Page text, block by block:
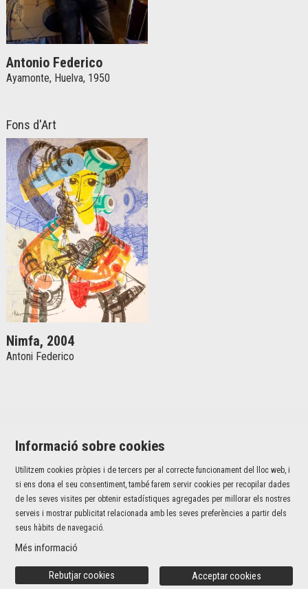
Antonio Federico
Ayamonte, Huelva, 1950
Fons d'Art
Nimfa, 2004
Antoni Federico
Jaume I, 42 baixos | 17001 Girona
T 972 226 527 |info@fundaciovalvi.cat
Sitemap | Avís Legal
Informació sobre cookies
Utilitzem cookies pròpies i de tercers per al correcte funcionament del lloc web, i
si ens dona el seu consentiment, també farem servir cookies per recopilar dades
de les seves visites per obtenir estadístiques agregades per millorar els nostres
serveis i mostrar publicitat relacionada amb les seves preferències a partir dels
seus hàbits de navegació.
Més informació
Acceptar cookies
Rebutjar cookies